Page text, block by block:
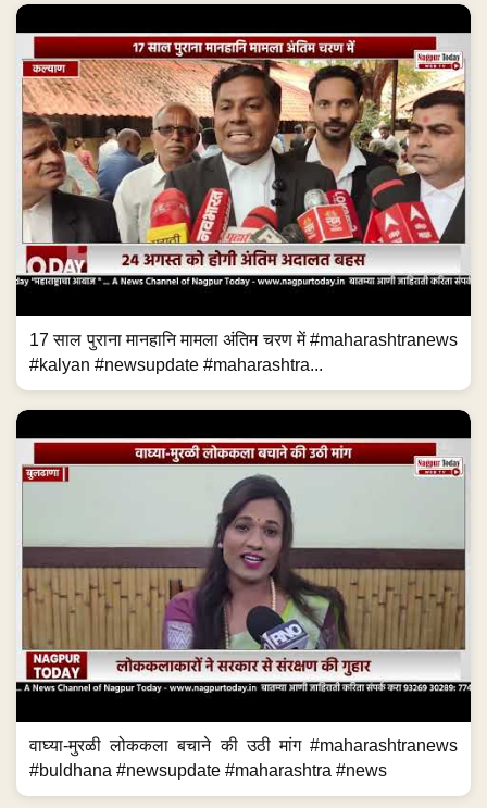
17 साल पुराना मानहानि मामला अंतिम चरण में #maharashtranews
#kalyan #newsupdate #maharashtra...
वाघ्या-मुरळी लोककला बचाने की उठी मांग #maharashtranews
#buldhana #newsupdate #maharashtra #news